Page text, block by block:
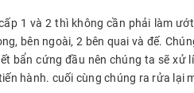
1 và 2 thì không cần phải làm
bên ngoài, 2 bên quai và đế.
bẩn cứng đầu nên chúng ta sẽ
hành. cuối cùng chúng ra rửa lại